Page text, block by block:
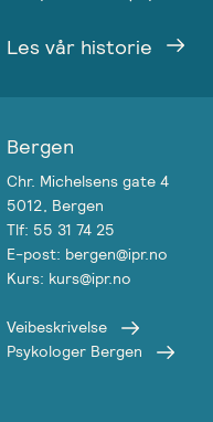
Les vår historie
Bergen
Chr. Michelsens gate 4
5012, Bergen
Tlf: 55 31 74 25
E-post: bergen@ipr.no
Kurs: kurs@ipr.no
Veibeskrivelse
Psykologer Bergen